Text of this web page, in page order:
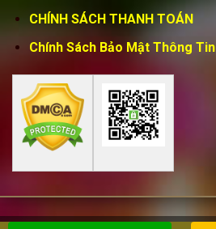
CHÍNH SÁCH THANH TOÁN
Chính Sách Bảo Mật Thông Tin